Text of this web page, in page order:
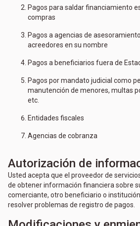
Pagos para saldar financiamiento
compras
Pagos a agencias de
acreedores en su nombre
Pagos a beneficiarios fuera de
Pagos por mandato judicial como
manutención de menores, multas
etc.
Entidades fiscales
Agencias de cobranza
Autorización de
Usted acepta que el proveedor de
de obtener información financiera sobre
comerciante, otro beneficiario o
resolver problemas de registro de pagos.